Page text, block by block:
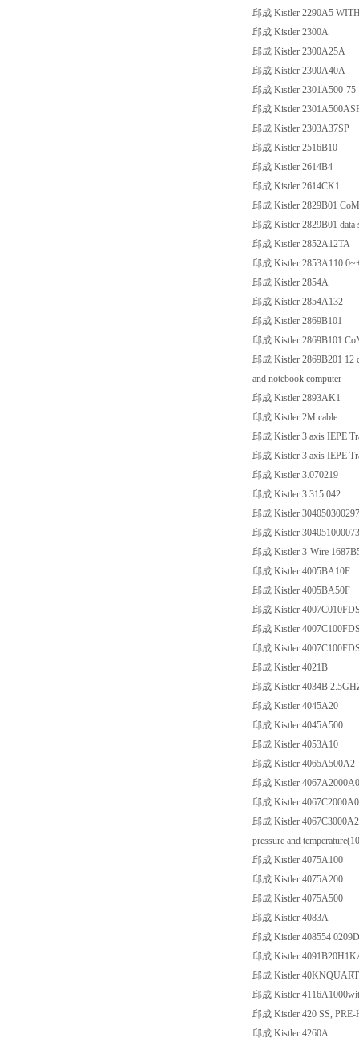
邱成 Kistler 2290A5
邱成 Kistler 2300A
邱成 Kistler 2300A25A
邱成 Kistler 2300A40A
邱成 Kistler 2301A500-
邱成 Kistler
邱成 Kistler 2303A37SP
邱成 Kistler 2516B10
邱成 Kistler 2614B4
邱成 Kistler 2614CK1
邱成 Kistler 2829B01
邱成 Kistler 2829B01 data
邱成 Kistler 2852A12TA
邱成 Kistler 2853A110
邱成 Kistler 2854A
邱成 Kistler 2854A132
邱成 Kistler 2869B101
邱成 Kistler 2869B101
邱成 Kistler 2869B201 12
and notebook computer
邱成 Kistler 2893AK1
邱成 Kistler 2M cable
邱成 Kistler 3 axis IEPE
邱成 Kistler 3 axis IEPE
邱成 Kistler 3.070219
邱成 Kistler 3.315.042
邱成 Kistler
邱成 Kistler
邱成 Kistler 3-Wire
邱成 Kistler 4005BA10F
邱成 Kistler 4005BA50F
邱成 Kistler
邱成 Kistler
邱成 Kistler
邱成 Kistler 4021B
邱成 Kistler 4034B
邱成 Kistler 4045A20
邱成 Kistler 4045A500
邱成 Kistler 4053A10
邱成 Kistler 4065A500A2
邱成 Kistler 4067A2000A0
邱成 Kistler 4067C2000A0
邱成 Kistler
pressure and
邱成 Kistler 4075A100
邱成 Kistler 4075A200
邱成 Kistler 4075A500
邱成 Kistler 4083A
邱成 Kistler 408554
邱成 Kistler
邱成 Kistler
邱成 Kistler
邱成 Kistler 420 SS,
邱成 Kistler 4260A